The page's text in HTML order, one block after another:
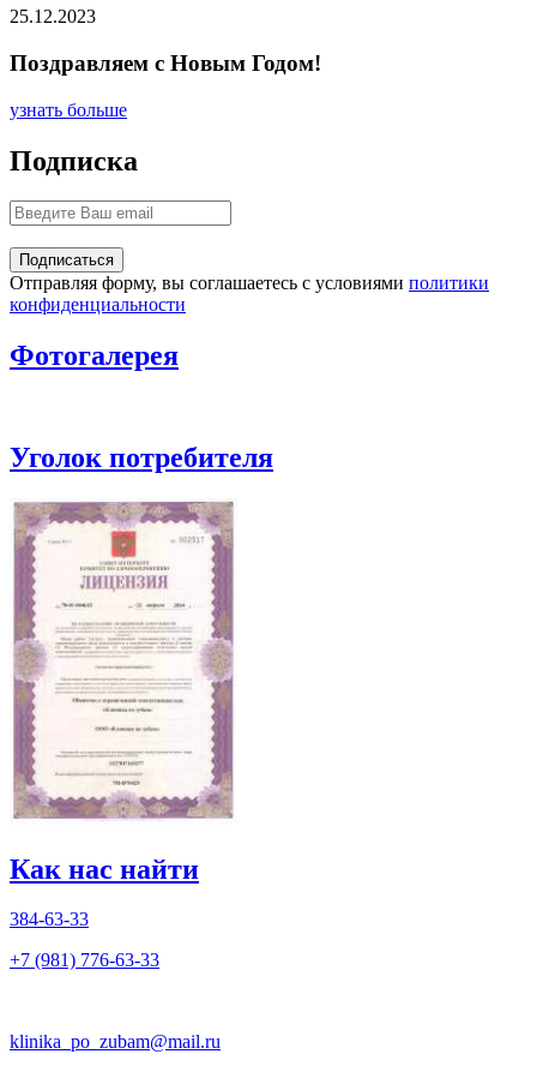
25.12.2023
Поздравляем с Новым Годом!
узнать больше
Подписка
Отправляя форму, вы соглашаетесь с условиями политики
конфиденциальности
Фотогалерея
Уголок потребителя
Как нас найти
384-63-33
+7 (981) 776-63-33
klinika_po_zubam@mail.ru